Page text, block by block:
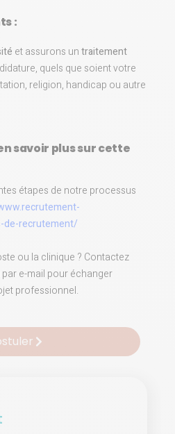
:
et assurons untraitement
quels que soient votre
religion, handicap ou autre
savoir plus sur cette
étapes de notre processus
de-recrutement/
ou la clinique ? Contactez
e-mail pour échanger
professionnel.